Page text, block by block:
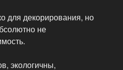
для декорирования, но
не
экологичны,